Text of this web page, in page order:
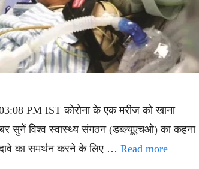
PM IST कोरोना के एक मरीज को खाना
सुनें विश्व स्वास्थ्य संगठन (डब्ल्यूएचओ) का कहना
का समर्थन करने के लिए … Read more